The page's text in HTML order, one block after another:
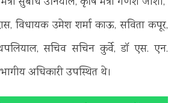
विधायक उमेश शर्मा काऊ, सविता कपूर,
सचिव सचिन कुर्वे, डॉ एस. एन.
अधिकारी उपस्थित थे।